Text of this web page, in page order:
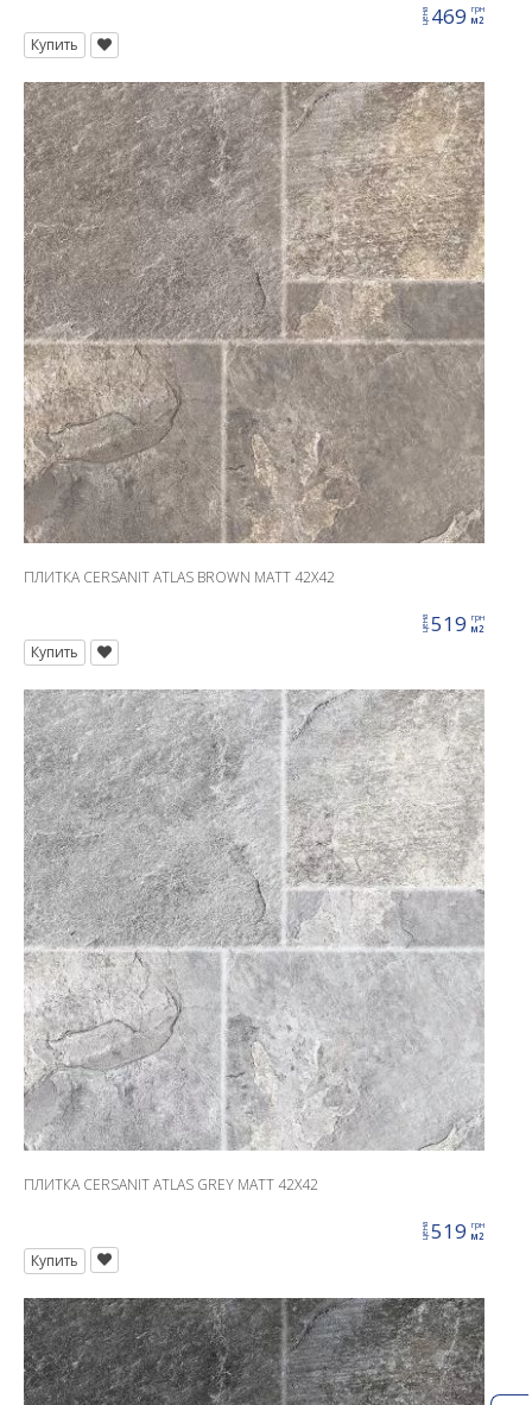
цена 469 грн
м2
Купить
ПЛИТКА CERSANIT ATLAS BROWN MATT 42X42
цена519 грн
м2
Купить
ПЛИТКА CERSANIT ATLAS GREY MATT 42X42
цена519 грн
м2
Купить